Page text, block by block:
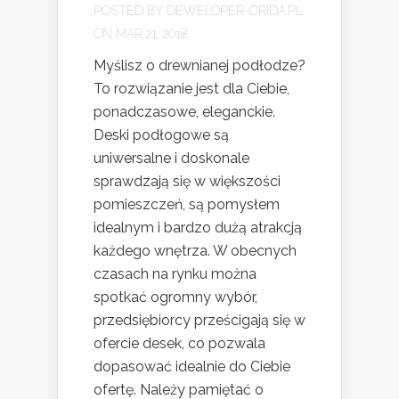
POSTED BY DEWELOPER-ORIDA.PL
ON MAR 21, 2018
Myślisz o drewnianej podłodze?
To rozwiązanie jest dla Ciebie,
ponadczasowe, eleganckie.
Deski podłogowe są
uniwersalne i doskonale
sprawdzają się w większości
pomieszczeń, są pomysłem
idealnym i bardzo dużą atrakcją
każdego wnętrza. W obecnych
czasach na rynku można
spotkać ogromny wybór,
przedsiębiorcy prześcigają się w
ofercie desek, co pozwala
dopasować idealnie do Ciebie
ofertę. Należy pamiętać o